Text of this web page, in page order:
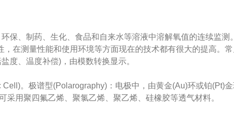
、制药、生化、食品和自来水等溶液中溶解氧值的连续监测
在测量性能和使用环境等方面现在的技术都有很大的提高。
度、温度补偿)，由模数转换显示。
。极谱型(Polarography)：电极中，由黄金(Au)环或铂(Pt)
用聚四氟乙烯、聚氯乙烯、聚乙烯、硅橡胶等透气材料。